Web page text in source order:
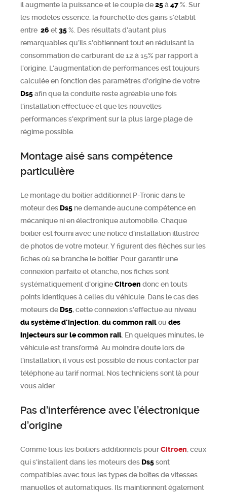
il augmente la puissance et le couple de25à 47%. Sur
les modèles essence, la fourchette des gains s’établit
entre 26 et35%. Des résultats d’autant plus
remarquables qu’ils s’obtiennent tout en réduisant la
consommation de carburant de 12 à 15% par rapport à
l’origine. L'augmentation de performances est toujours
calculée en fonction des paramètres d'origine de votre
Ds5afin que la conduite reste agréable une fois
l'installation effectuée et que les nouvelles
performances s'expriment sur la plus large plage de
régime possible.
Montage aisé sans compétence
particulière
Le montage du boitier additionnel P-Tronic dans le
moteur des Ds5 ne demande aucune compétence en
mécanique ni en électronique automobile. Chaque
boitier est fourni avec une notice d'installation illustrée
de photos de votre moteur. Y figurent des flèches sur les
fiches où se branche le boitier. Pour garantir une
connexion parfaite et étanche, nos fiches sont
systématiquement d'origineCitroen donc en touts
points identiques à celles du véhicule. Dans le cas des
moteurs de Ds5, cette connexion s'effectue au niveau
du système d'injection,du common railou des
injecteurs sur le common rail . En quelques minutes, le
véhicule est transformé. Au moindre doute lors de
l’installation, il vous est possible de nous contacter par
téléphone au tarif normal. Nos techniciens sont là pour
vous aider.
Pas d’interférence avec l’électronique
d’origine
Comme tous les boitiers additionnels pourCitroen, ceux
qui s'installent dans les moteurs des Ds5sont
compatibles avec tous les types de boîtes de vitesses
manuelles et automatiques. Ils maintiennent également